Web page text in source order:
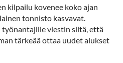
kilpailu kovenee koko ajan
tonnisto kasvavat.
viestin siitä, että
tärkeää ottaa uudet alukset